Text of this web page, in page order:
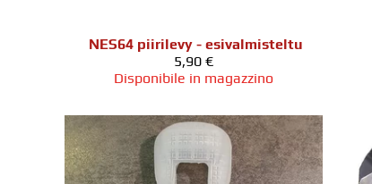
NES64 piirilevy - esivalmisteltu
5,90 €
Disponibile in magazzino